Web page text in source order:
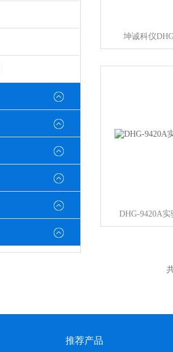
坤诚科仪
DHG-9420A
推荐产品